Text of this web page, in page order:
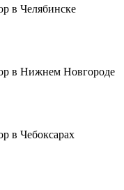
в Челябинске
в Нижнем Новгороде
в Чебоксарах